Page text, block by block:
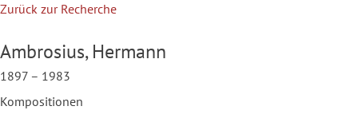
Zurück zur Recherche
Ambrosius, Hermann
1897 – 1983
Kompositionen